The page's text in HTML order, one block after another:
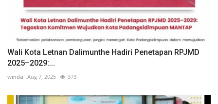
Wali Kota Letnan Dalimunthe Hadiri Penetapan RPJMD
2025–2029:...
winda Aug 7, 2025 373